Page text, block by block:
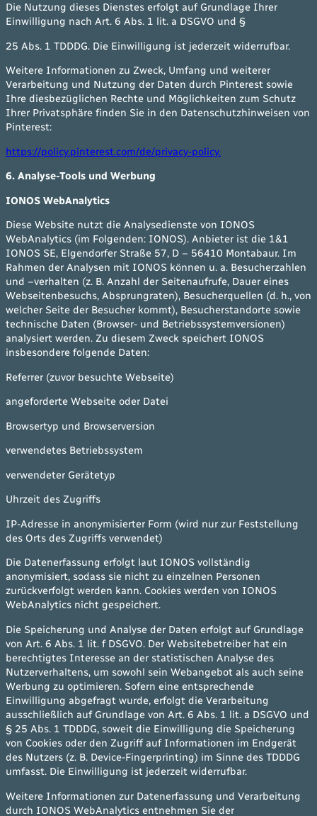
Die Nutzung dieses Dienstes erfolgt auf Grundlage Ihrer
Einwilligung nach Art. 6 Abs. 1 lit. a DSGVO und §
25 Abs. 1 TDDDG. Die Einwilligung ist jederzeit widerrufbar.
Weitere Informationen zu Zweck, Umfang und weiterer
Verarbeitung und Nutzung der Daten durch Pinterest sowie
Ihre diesbezüglichen Rechte und Möglichkeiten zum Schutz
Ihrer Privatsphäre finden Sie in den Datenschutzhinweisen von
Pinterest:
https://policy.pinterest.com/de/privacy-policy.
6. Analyse-Tools und Werbung
IONOS WebAnalytics
Diese Website nutzt die Analysedienste von IONOS
WebAnalytics (im Folgenden: IONOS). Anbieter ist die 1&1
IONOS SE, Elgendorfer Straße 57, D – 56410 Montabaur. Im
Rahmen der Analysen mit IONOS können u. a. Besucherzahlen
und –verhalten (z. B. Anzahl der Seitenaufrufe, Dauer eines
Webseitenbesuchs, Absprungraten), Besucherquellen (d. h., von
welcher Seite der Besucher kommt), Besucherstandorte sowie
technische Daten (Browser- und Betriebssystemversionen)
analysiert werden. Zu diesem Zweck speichert IONOS
insbesondere folgende Daten:
Referrer (zuvor besuchte Webseite)
angeforderte Webseite oder Datei
Browsertyp und Browserversion
verwendetes Betriebssystem
verwendeter Gerätetyp
Uhrzeit des Zugriffs
IP-Adresse in anonymisierter Form (wird nur zur Feststellung
des Orts des Zugriffs verwendet)
Die Datenerfassung erfolgt laut IONOS vollständig
anonymisiert, sodass sie nicht zu einzelnen Personen
zurückverfolgt werden kann. Cookies werden von IONOS
WebAnalytics nicht gespeichert.
Die Speicherung und Analyse der Daten erfolgt auf Grundlage
von Art. 6 Abs. 1 lit. f DSGVO. Der Websitebetreiber hat ein
berechtigtes Interesse an der statistischen Analyse des
Nutzerverhaltens, um sowohl sein Webangebot als auch seine
Werbung zu optimieren. Sofern eine entsprechende
Einwilligung abgefragt wurde, erfolgt die Verarbeitung
ausschließlich auf Grundlage von Art. 6 Abs. 1 lit. a DSGVO und
§ 25 Abs. 1 TDDDG, soweit die Einwilligung die Speicherung
von Cookies oder den Zugriff auf Informationen im Endgerät
des Nutzers (z. B. Device-Fingerprinting) im Sinne des TDDDG
umfasst. Die Einwilligung ist jederzeit widerrufbar.
Weitere Informationen zur Datenerfassung und Verarbeitung
durch IONOS WebAnalytics entnehmen Sie der